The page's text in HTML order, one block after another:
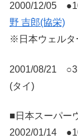
2000/12/05
野 吉郎(協栄)
※日本ウェルタ
2001/08/21
(タイ)
■日本スーパー
2002/01/14